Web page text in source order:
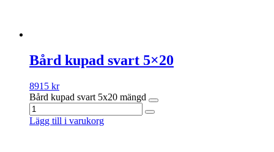
Bård kupad svart 5×20
8915 kr
Bård kupad svart 5x20 mängd
Lägg till i varukorg